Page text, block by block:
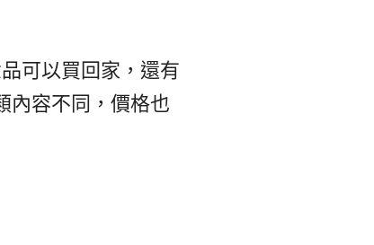
可以買回家，還有
內容不同，價格也